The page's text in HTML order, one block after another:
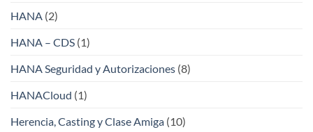
HANA (2)
HANA – CDS (1)
HANA Seguridad y Autorizaciones (8)
HANACloud (1)
Herencia, Casting y Clase Amiga (10)